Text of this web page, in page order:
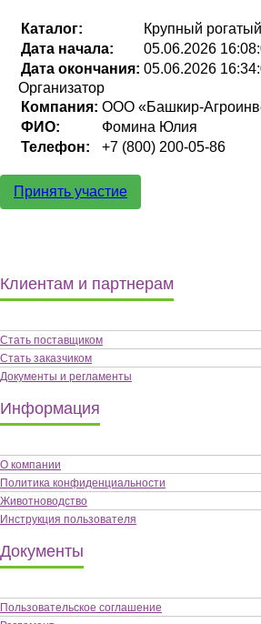
Каталог:
Крупный
Дата начала:
05.06.2026
Дата окончания: 05.06.2026
Организатор
Компания: ООО «Башкир-
ФИО:
Фомина Юлия
Телефон:
+7 (800) 200-05-86
Принять участие
Клиентам и партнерам
Стать поставщиком
Стать заказчиком
Документы и регламенты
Информация
О компании
Политика конфиденциальности
Животноводство
Инструкция пользователя
Документы
Пользовательское соглашение